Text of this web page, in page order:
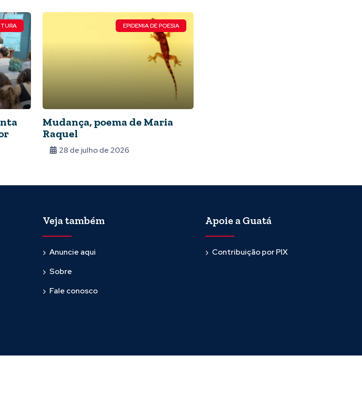
EPIDEMIA DE POESIA
Mudança, poema de Maria
Raquel
28 de julho de 2026
Veja também
Anuncie aqui
Sobre
Fale conosco
Apoie a Guatá
Contribuição por PIX